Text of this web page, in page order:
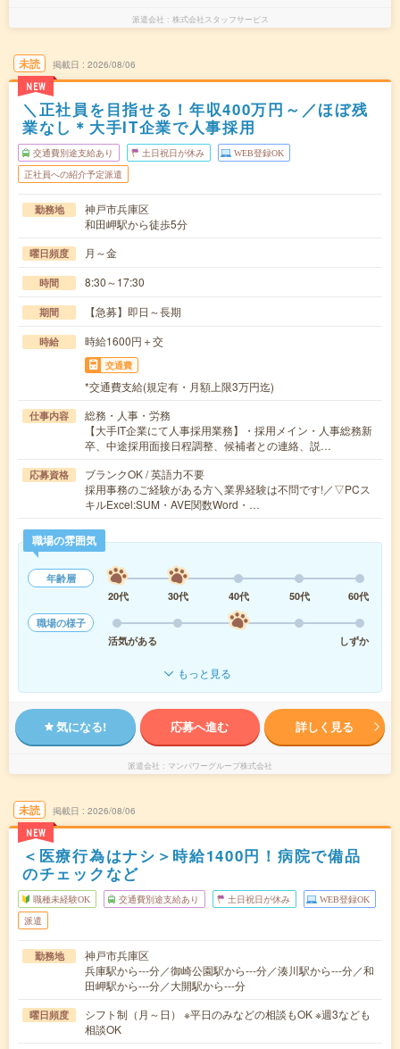
派遣会社 株式会社スタッフサービス
未読
NEW
掲載日 2026/08/06
＼正社員を目指せる！年収400万円～／ほぼ残
業なし＊大手IT企業で人事採用
交通費別途支給あり 土日祝日が休み WEB登録OK
正社員への紹介予定派遣
勤務地
神戸市兵庫区
和田岬駅から徒歩5分
曜日頻度 月～金
時間 8:30～17:30
期間 【急募】即日～長期
時給 時給1600円＋交
交通費
*交通費支給(規定有・月額上限3万円迄)
仕事内容
総務・人事・労務
【大手IT企業にて人事採用業務】・採用メイン・人事総務新
卒、中途採用面接日程調整、候補者との連絡、説…
応募資格
ブランクOK / 英語力不要
採用事務のご経験がある方＼業界経験は不問です!／▽PCス
キルExcel:SUM・AVE関数Word・…
職場の雰囲気
年齢層
20代
30代 40代 50代
60代
職場の様子
活気がある
しずか
もっと見る
気になる! 応募へ進む 詳しく見る
派遣会社 マンパワーグループ株式会社
未読
NEW
掲載日 2026/08/06
＜医療行為はナシ＞時給1400円！病院で備品
のチェックなど
職種未経験OK 交通費別途支給あり 土日祝日が休み WEB登録OK
派遣
勤務地
神戸市兵庫区
兵庫駅から---分／御崎公園駅から---分／湊川駅から---分／和
田岬駅から---分／大開駅から---分
曜日頻度
シフト制（月～日） ※平日のみなどの相談もOK ※週3なども
相談OK